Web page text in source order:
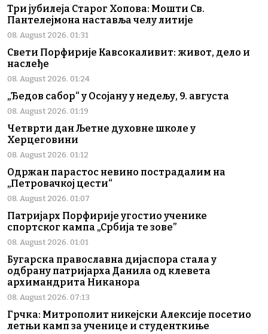
Три јубилеја Старог Хопова: Мошти Св.
Пантелејмона наставља челу литије
08. August 2026. 01:31
Свети Порфирије Кавсокаливит: живот, дело и
наслеђе
08. August 2026. 01:24
„Ђедов сабор“ у Осојану у недељу, 9. августа
08. August 2026. 01:19
Четврти дан Љетне духовне школе у
Херцеговини
08. August 2026. 01:12
Одржан парастос невино пострадалим на
„Петровачкој цести“
08. August 2026. 01:07
Патријарх Порфирије угостио ученике
спортског кампа „Србија те зове”
08. August 2026. 01:01
Бугарска православна дијаспора стала у
одбрану патријарха Данила од клевета
архимандрита Никанора
08. August 2026. 07:13
Грчка: Митрополит никејски Алексије посетио
летњи камп за ученице и студенткиње